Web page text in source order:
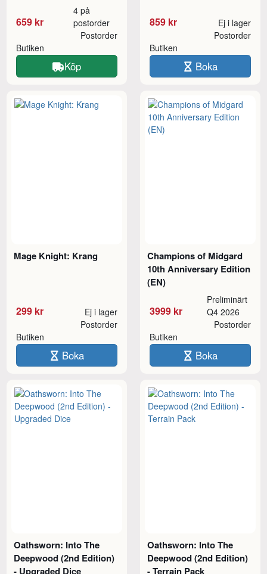
659 kr
4 på
postorder
Butiken
Postorder
Köp
859 kr Ej i lager
Butiken
Postorder
Boka
Mage Knight: Krang
299 kr Ej i lager
Butiken
Postorder
Boka
Champions of Midgard
10th Anniversary Edition
(EN)
3999 kr
Preliminärt
Q4 2026
Butiken
Postorder
Boka
Oathsworn: Into The
Deepwood (2nd Edition)
- Upgraded Dice
Oathsworn: Into The
Deepwood (2nd Edition)
- Terrain Pack